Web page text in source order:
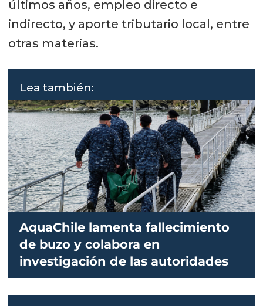
últimos años, empleo directo e
indirecto, y aporte tributario local, entre
otras materias.
Lea también:
AquaChile lamenta fallecimiento
de buzo y colabora en
investigación de las autoridades